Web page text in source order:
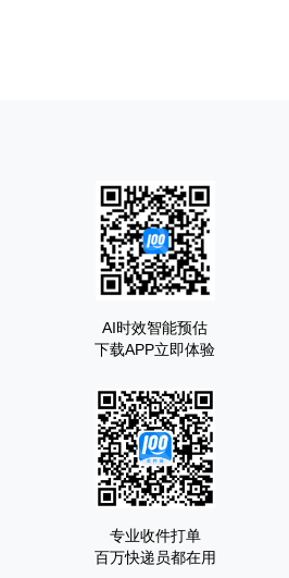
AI时效智能预估
下载APP立即体验
专业收件打单
百万快递员都在用